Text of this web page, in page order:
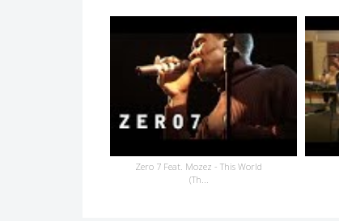
Zero 7 Feat. Mozez - This World
(Th...